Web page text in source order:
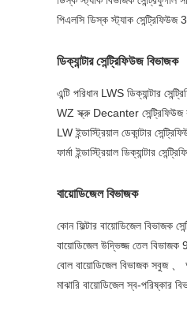
পিএলসি ডিস্ক স্ট্যাক সেন্ট্রিফিউজ
ডিক্যান্টার সেন্ট্রিফিউজ বিভাজক
এন্টি পরিধান LWS
WZ স্ক্রু Decanter সেন্ট্রিফিউজ
LW ইন্ডাস্ট্রিয়াল ডেকান্টার
ফার্মা ইন্ডাস্ট্রিয়াল ডিক্যান্টার
বায়োডিজেল বিভাজক
কোন ফিল্টার বায়োডিজেল বিভাজক
বায়োডিজেল উদ্ভিজ্জ তেল
বোল বায়োডিজেল বিভাজক সবুজ 、
মাঝারি বায়োডিজেল স্ব-পরিষ্কার